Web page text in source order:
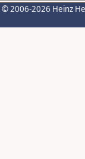
© 2006-2026 Heinz